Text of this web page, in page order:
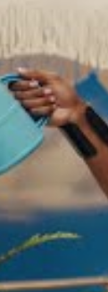
temps de
plus,
de vue
faibles